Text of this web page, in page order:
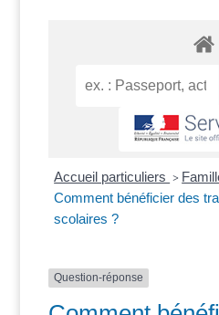
Accueil particuliers >
Comment bénéficier des
scolaires ?
Question-réponse